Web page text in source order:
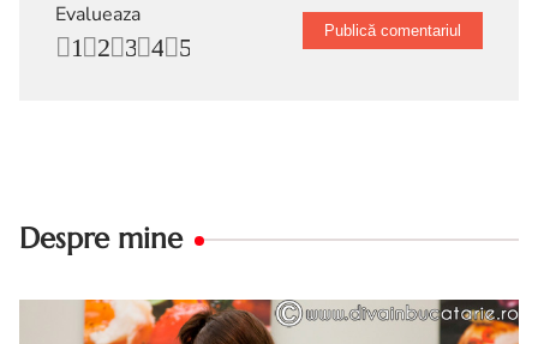
Evalueaza
5
4
3
2
1
Despre mine